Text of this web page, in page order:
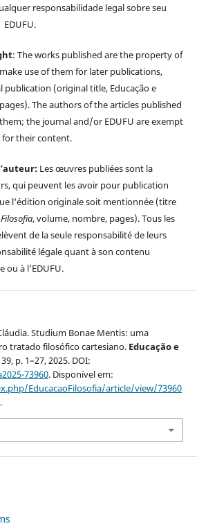
responsabilidade legal sobre seu
: The works published are the property of
use of them for later publications,
publication (original title, Educação e
The authors of the articles published
the journal and/or EDUFU are exempt
their content.
Les œuvres publiées sont la
qui peuvent les avoir pour publication
l'édition originale soit mentionnée (titre
, volume, nombre, pages). Tous les
de la seule responsabilité de leurs
légale quant à son contenu
à l’EDUFU.
Studium Bonae Mentis: uma
tratado filosófico cartesiano. Educação e
p. 1–27, 2025. DOI:
73960. Disponível em:
EducacaoFilosofia/article/view/73960